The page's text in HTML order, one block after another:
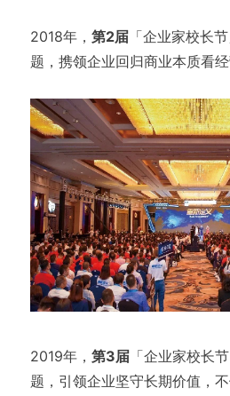
2018年， 第2届「企业家校长
题，携领企业回归商业本质看经
2019年， 第3届「企业家校长
题，引领企业坚守长期价值，